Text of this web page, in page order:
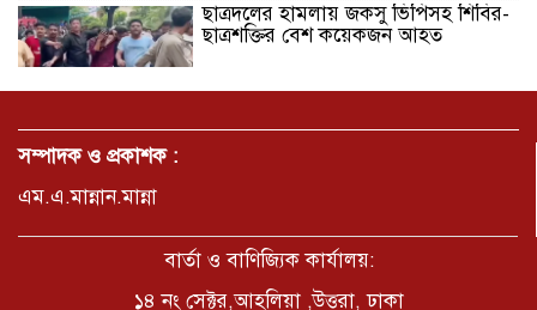
ছাত্রদলের হামলায় জকসু ভিপিসহ শিবির-
ছাত্রশক্তির বেশ কয়েকজন আহত
মির্জাপুর পূর্ব ৮নং ওয়ার্ড বিএনপির
ভ্রমণ কাহিনী: পদ্মা পারে আনন্দ ভ্রমণ –
আব্দুস সাত্তার সুমন
সম্পাদক ও প্রকাশক :
এম.এ.মান্নান.মান্না
বার্তা ও বাণিজ্যিক কার্যালয়:
১৪ নং সেক্টর,আহলিয়া ,উত্তরা, ঢাকা